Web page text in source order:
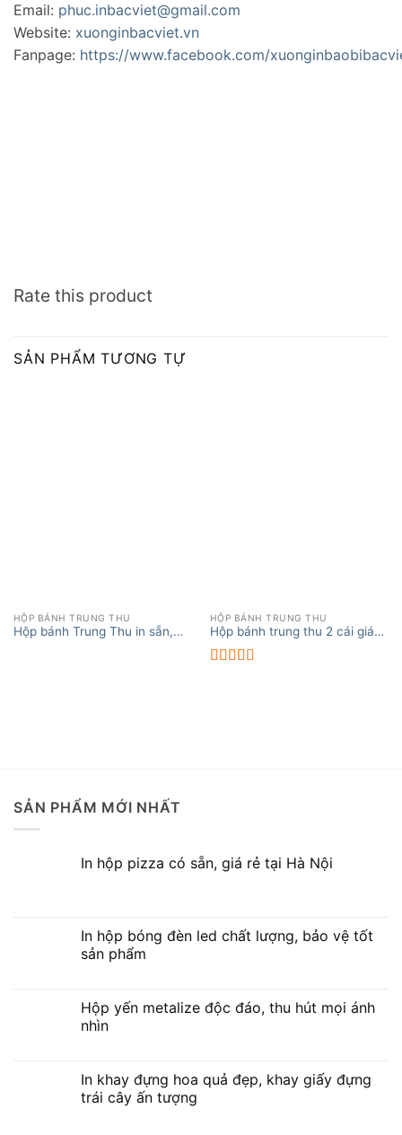
Email: phuc.inbacviet@gmail.com
Website: xuonginbacviet.vn
Fanpage: https://www.facebook.com/
Rate this product
SẢN PHẨM TƯƠNG TỰ
HỘP BÁNH TRUNG THU
Hộp bánh Trung Thu in sẵn,
HỘP BÁNH TRUNG THU
Hộp bánh trung thu 2 cái giá
rẻ, tiết kiệm chi phí
SẢN PHẨM MỚI NHẤT
In hộp pizza có sẵn, giá rẻ tại Hà Nội
In hộp bóng đèn led chất lượng, bảo vệ tốt
sản phẩm
Hộp yến metalize độc đáo, thu hút mọi ánh
nhìn
In khay đựng hoa quả đẹp, khay giấy đựng
trái cây ấn tượng